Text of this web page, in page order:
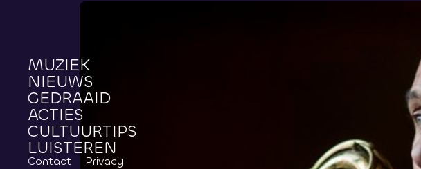
MUZIEK
NIEUWS
GEDRAAID
ACTIES
CULTUURTIPS
LUISTEREN
Contact
Privacy